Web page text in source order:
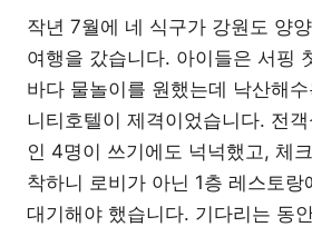
작년 7월에 네 식구가 강원도 양
여행을 갔습니다. 아이들은 서핑
바다 물놀이를 원했는데 낙산해
니티호텔이 제격이었습니다. 전
인 4명이 쓰기에도 넉넉했고, 체
착하니 로비가 아닌 1층 레스토
대기해야 했습니다. 기다리는 동